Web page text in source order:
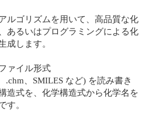
ルゴリズムを用いて、高品質な化
あるいはプログラミングによる化
成します。
ァイル形式
.chm、SMILES など) を読み書き
造式を、化学構造式から化学名を
す。